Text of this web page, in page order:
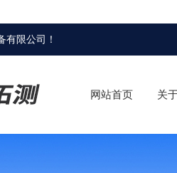
有限公司 ！
网站首页 关